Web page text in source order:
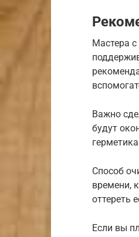
Мастера
Важно
будут
Способ
времени,
оттереть
Если вы